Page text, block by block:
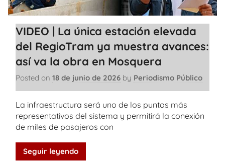
VIDEO | La única estación elevada
del RegioTram ya muestra avances:
así va la obra en Mosquera
Posted on 18 de junio de 2026 by Periodismo Público
La infraestructura será uno de los puntos más
representativos del sistema y permitirá la conexión
de miles de pasajeros con
Seguir leyendo